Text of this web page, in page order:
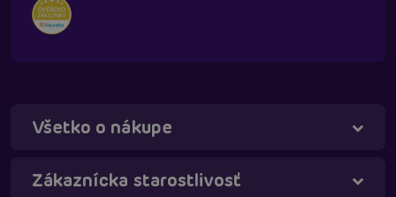
Všetko o nákupe
Zákaznícka starostlivosť